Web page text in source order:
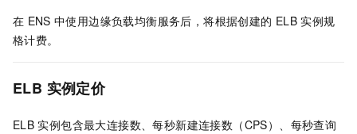
在 ENS 中使用边缘负载均衡服务后，将根据创建的 ELB 实例规
格计费。
ELB 实例定价
ELB 实例包含最大连接数、每秒新建连接数（CPS）、每秒查询